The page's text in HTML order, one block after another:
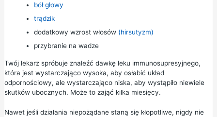
bół głowy
trądzik
dodatkowy wzrost włosów (hirsutyzm)
przybranie na wadze
Twój lekarz spróbuje znaleźć dawkę leku immunosupresyjnego,
która jest wystarczająco wysoka, aby osłabić układ
odpornościowy, ale wystarczająco niska, aby wystąpiło niewiele
skutków ubocznych. Może to zająć kilka miesięcy.
Nawet jeśli działania niepożądane staną się kłopotliwe, nigdy nie